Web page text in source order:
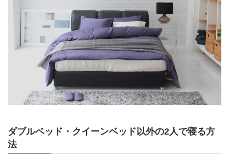
ダブルベッド・クイーンベッド以外の2人で寝る方
法